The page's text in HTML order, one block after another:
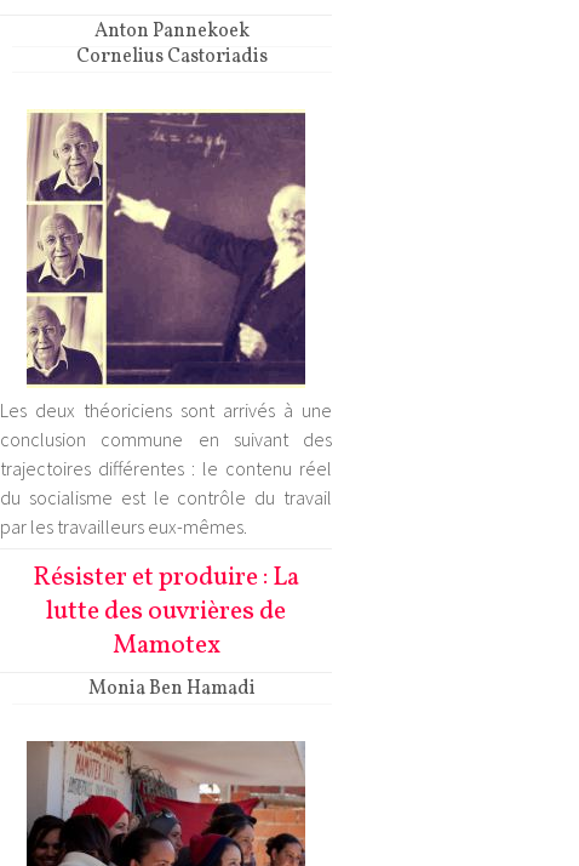
Anton Pannekoek
Cornelius Castoriadis
Les deux théoriciens sont arrivés à une
conclusion commune en suivant des
trajectoires différentes : le contenu réel
du socialisme est le contrôle du travail
par les travailleurs eux-mêmes.
Résister et produire : La
lutte des ouvrières de
Mamotex
Monia Ben Hamadi